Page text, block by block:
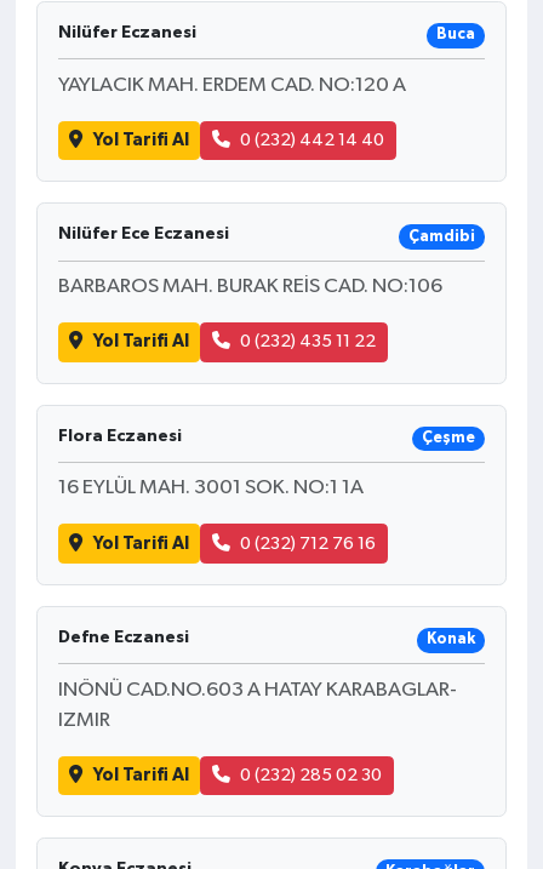
Nilüfer Eczanesi Buca
YAYLACIK MAH. ERDEM CAD. NO:120 A
Yol Tarifi Al 0 (232) 442 14 40
Nilüfer Ece Eczanesi Çamdibi
BARBAROS MAH. BURAK REİS CAD. NO:106
Yol Tarifi Al 0 (232) 435 11 22
Flora Eczanesi Çeşme
16 EYLÜL MAH. 3001 SOK. NO:1 1A
Yol Tarifi Al 0 (232) 712 76 16
Defne Eczanesi Konak
INÖNÜ CAD.NO.603 A HATAY KARABAGLAR-
IZMIR
Yol Tarifi Al 0 (232) 285 02 30